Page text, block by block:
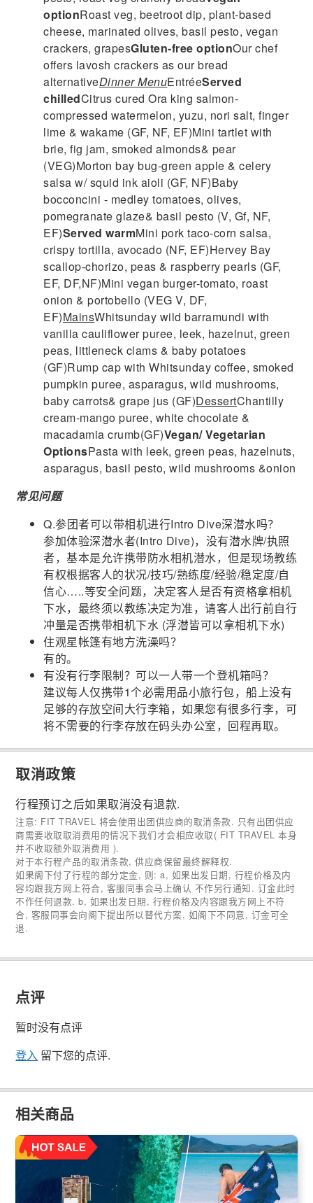
optionRoast veg, beetroot dip, plant-based
cheese, marinated olives, basil pesto, vegan
crackers, grapesGluten-free optionOur chef
offers lavosh crackers as our bread
alternativeDinner MenuEntréeServed
chilledCitrus cured Ora king salmon-
compressed watermelon, yuzu, nori salt, finger
lime & wakame (GF, NF, EF)Mini tartlet with
brie, fig jam, smoked almonds& pear
(VEG)Morton bay bug-green apple & celery
salsa w/ squid ink aioli (GF, NF)Baby
bocconcini - medley tomatoes, olives,
pomegranate glaze& basil pesto (V, Gf, NF,
EF)Served warmMini pork taco-corn salsa,
crispy tortilla, avocado (NF, EF)Hervey Bay
scallop-chorizo, peas & raspberry pearls (GF,
EF, DF,NF)Mini vegan burger-tomato, roast
onion & portobello (VEG V, DF,
EF)MainsWhitsunday wild barramundi with
vanilla cauliflower puree, leek, hazelnut, green
peas, littleneck clams & baby potatoes
(GF)Rump cap with Whitsunday coffee, smoked
pumpkin puree, asparagus, wild mushrooms,
baby carrots& grape jus (GF)DessertChantilly
cream-mango puree, white chocolate &
macadamia crumb(GF)Vegan/ Vegetarian
OptionsPasta with leek, green peas, hazelnuts,
asparagus, basil pesto, wild mushrooms &onion
常见问题
Q.参团者可以带相机进行Intro Dive深潜水吗？
参加体验深潜水者(Intro Dive)，没有潜水牌/执照
者，基本是允许携带防水相机潜水，但是现场教练
有权根据客人的状况/技巧/熟练度/经验/稳定度/自
信心…..等安全问题，决定客人是否有资格拿相机
下水，最终须以教练决定为准，请客人出行前自行
冲量是否携带相机下水 (浮潜皆可以拿相机下水)
住观星帐篷有地方洗澡吗？
有的。
有没有行李限制？可以一人带一个登机箱吗？
建议每人仅携带1个必需用品小旅行包，船上没有
足够的存放空间大行李箱，如果您有很多行李，可
将不需要的行李存放在码头办公室，回程再取。
取消政策
行程预订之后如果取消没有退款.
注意: FIT TRAVEL 将会使用出团供应商的取消条款. 只有出团供应
商需要收取取消费用的情况下我们才会相应收取( FIT TRAVEL 本身
并不收取额外取消费用 ).
对于本行程产品的取消条款, 供应商保留最终解释权.
如果阁下付了行程的部分定金, 则: a, 如果出发日期, 行程价格及内
容均跟我方网上符合, 客服同事会马上确认 不作另行通知. 订金此时
不作任何退款. b, 如果出发日期, 行程价格及内容跟我方网上不符
合, 客服同事会向阁下提出所以替代方案, 如阁下不同意, 订金可全
退.
点评
暂时没有点评
登入 留下您的点评.
相关商品
礁岛必选套餐 | 圣灵群岛白天堂+大堡礁1.5日游 | 艾尔利滩/汉
密尔顿岛出发
1k 已预订
$410.00
PPP07032